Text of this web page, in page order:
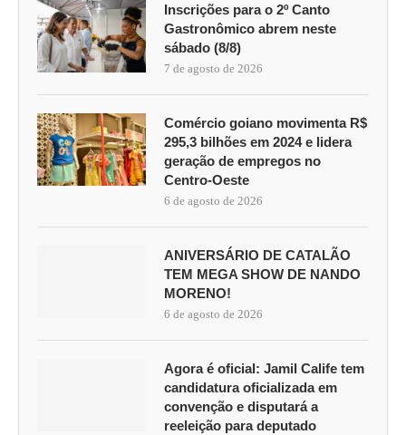
Inscrições para o 2º Canto
Gastronômico abrem neste
sábado (8/8)
7 de agosto de 2026
Comércio goiano movimenta R$
295,3 bilhões em 2024 e lidera
geração de empregos no
Centro-Oeste
6 de agosto de 2026
ANIVERSÁRIO DE CATALÃO
TEM MEGA SHOW DE NANDO
MORENO!
6 de agosto de 2026
Agora é oficial: Jamil Calife tem
candidatura oficializada em
convenção e disputará a
reeleição para deputado